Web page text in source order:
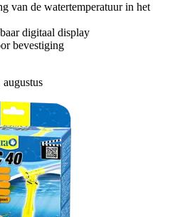
van de watertemperatuur in het
digitaal display
bevestiging